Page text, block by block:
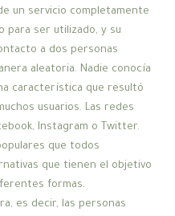
un servicio completamente
para ser utilizado, y su
a dos personas
aleatoria. Nadie conocía
característica que resultó
usuarios. Las redes
Instagram o Twitter.
que todos
que tienen el objetivo
formas.
es decir, las personas